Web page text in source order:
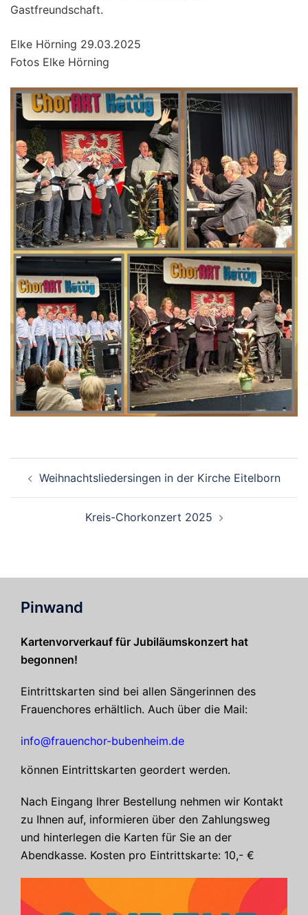
Gastfreundschaft.
Elke Hörning 29.03.2025
Fotos Elke Hörning
Beitragsnavigation
Weihnachtsliedersingen in der Kirche Eitelborn
Kreis-Chorkonzert 2025
Pinwand
Kartenvorverkauf für Jubiläumskonzert hat
begonnen!
Eintrittskarten sind bei allen Sängerinnen des
Frauenchores erhältlich. Auch über die Mail:
info@frauenchor-bubenheim.de
können Eintrittskarten geordert werden.
Nach Eingang Ihrer Bestellung nehmen wir Kontakt
zu Ihnen auf, informieren über den Zahlungsweg
und hinterlegen die Karten für Sie an der
Abendkasse. Kosten pro Eintrittskarte: 10,- €